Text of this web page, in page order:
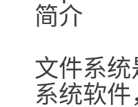
简介
文件系
系统软